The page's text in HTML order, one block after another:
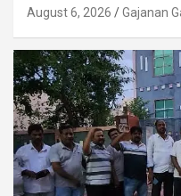
August 6, 2026 Gajanan